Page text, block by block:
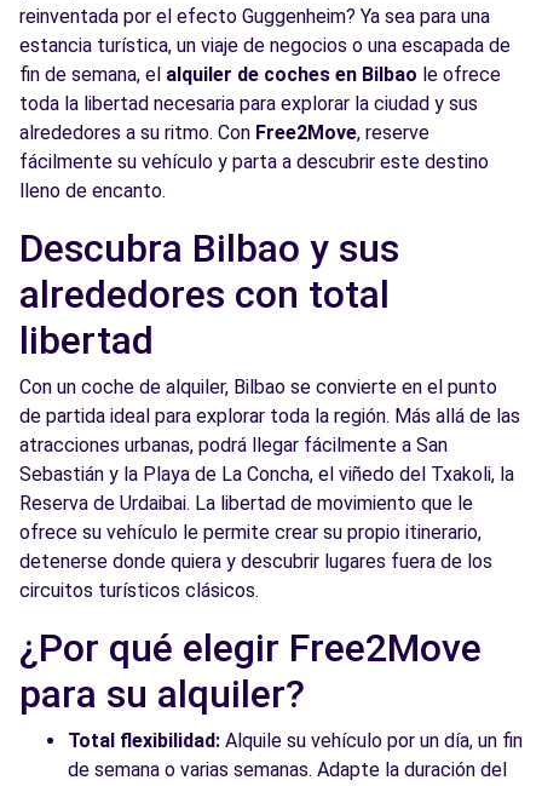
Leioa, 48940
Free2Move Rent - URKIOLA MOTOR S.L.U. -
Leioa (C)
km
LAMIAKO/LEIOA, 48940
Ver agencia
Leioa (P)
km
Autonomia Etorbidea
LAMIAKO/LEIOA, 48940
Ver agencia
reinventada por el efecto Guggenheim? Ya sea para una
estancia turística, un viaje de negocios o una escapada de
fin de semana, el alquiler de coches en Bilbao le ofrece
toda la libertad necesaria para explorar la ciudad y sus
alrededores a su ritmo. Con Free2Move, reserve
fácilmente su vehículo y parta a descubrir este destino
lleno de encanto.
Descubra Bilbao y sus
alrededores con total
libertad
Con un coche de alquiler, Bilbao se convierte en el punto
de partida ideal para explorar toda la región. Más allá de las
atracciones urbanas, podrá llegar fácilmente a San
Sebastián y la Playa de La Concha, el viñedo del Txakoli, la
Reserva de Urdaibai. La libertad de movimiento que le
ofrece su vehículo le permite crear su propio itinerario,
detenerse donde quiera y descubrir lugares fuera de los
circuitos turísticos clásicos.
¿Por qué elegir Free2Move
para su alquiler?
Total flexibilidad: Alquile su vehículo por un día, un fin
de semana o varias semanas. Adapte la duración del